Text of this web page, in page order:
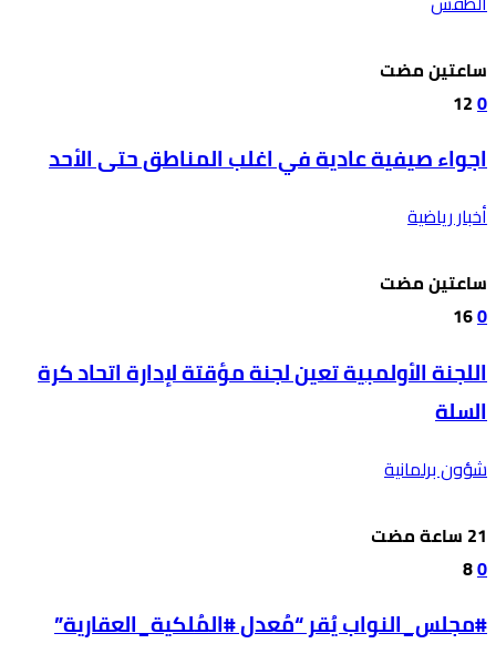
‫‫‫‏‫ساعتين مضت‬
0
12
اجواء صيفية عادية في اغلب المناطق حتى الأحد
أخبار رياضية
‫‫‫‏‫ساعتين مضت‬
0
16
اللجنة الأولمبية تعين لجنة مؤقتة لإدارة اتحاد كرة
السلة
شؤون برلمانية
0
8
#مجلس_النواب يُقر “مُعدل #المُلكية_العقارية”